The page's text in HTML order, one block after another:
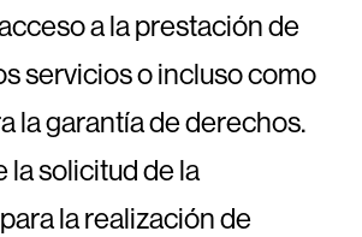
a la prestación de
servicios o incluso como
la garantía de derechos.
la solicitud de la
la realización de